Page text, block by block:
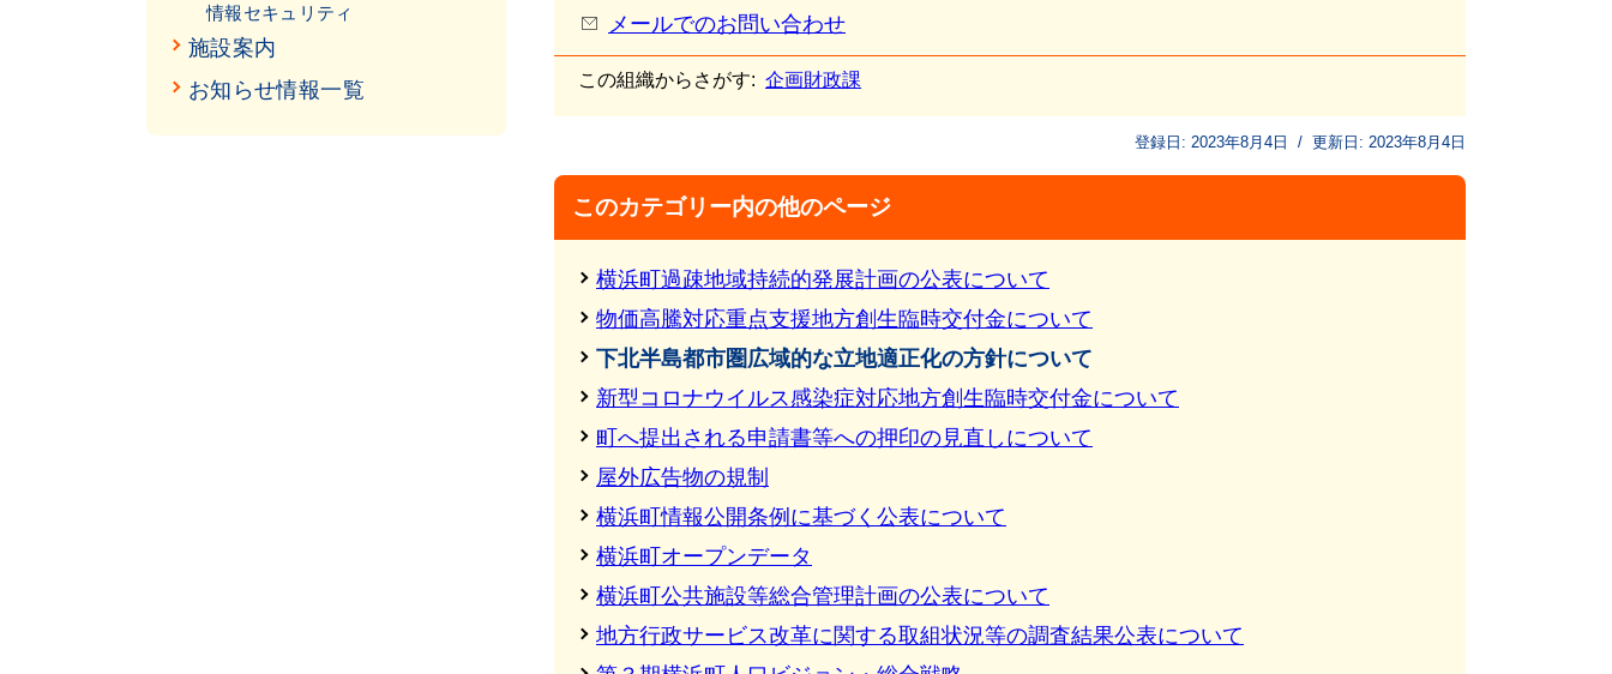
情報セキュリティ
施設案内
お知らせ情報一覧
メールでのお問い合わせ
この組織からさがす: 企画財政課
登録日: 2023年8月4日 / 更新日: 2023年8月4日
このカテゴリー内の他のページ
横浜町過疎地域持続的発展計画の公表について
物価高騰対応重点支援地方創生臨時交付金について
下北半島都市圏広域的な立地適正化の方針について
新型コロナウイルス感染症対応地方創生臨時交付金について
町へ提出される申請書等への押印の見直しについて
屋外広告物の規制
横浜町情報公開条例に基づく公表について
横浜町オープンデータ
横浜町公共施設等総合管理計画の公表について
地方行政サービス改革に関する取組状況等の調査結果公表について